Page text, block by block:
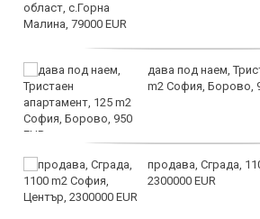
дава под наем,
m2 София, Борово,
продава, Сграда,
2300000 EUR